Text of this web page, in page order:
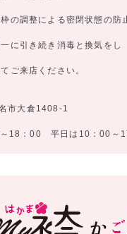
の調整による密閉状態の防
に引き続き消毒と換気をし
ご来店ください。
市大倉1408-1
18：00 平日は10：00～17